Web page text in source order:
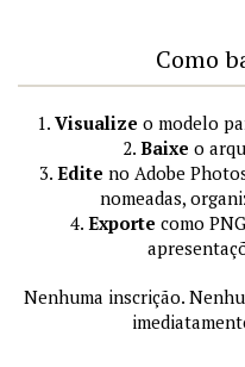
Como
1. Visualize o modelo
2. Baixe o
3. Edite no Adobe
nomeadas,
4. Exporte como
Nenhuma inscrição.